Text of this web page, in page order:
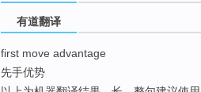
有道翻译
first move advantage
先手优势